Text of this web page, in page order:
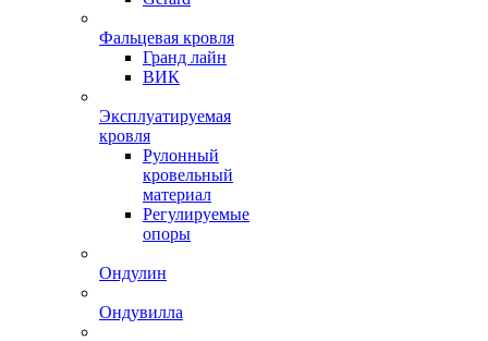
Фальцевая кровля
Гранд лайн
ВИК
Эксплуатируемая
кровля
Рулонный
кровельный
материал
Регулируемые
опоры
Ондулин
Ондувилла